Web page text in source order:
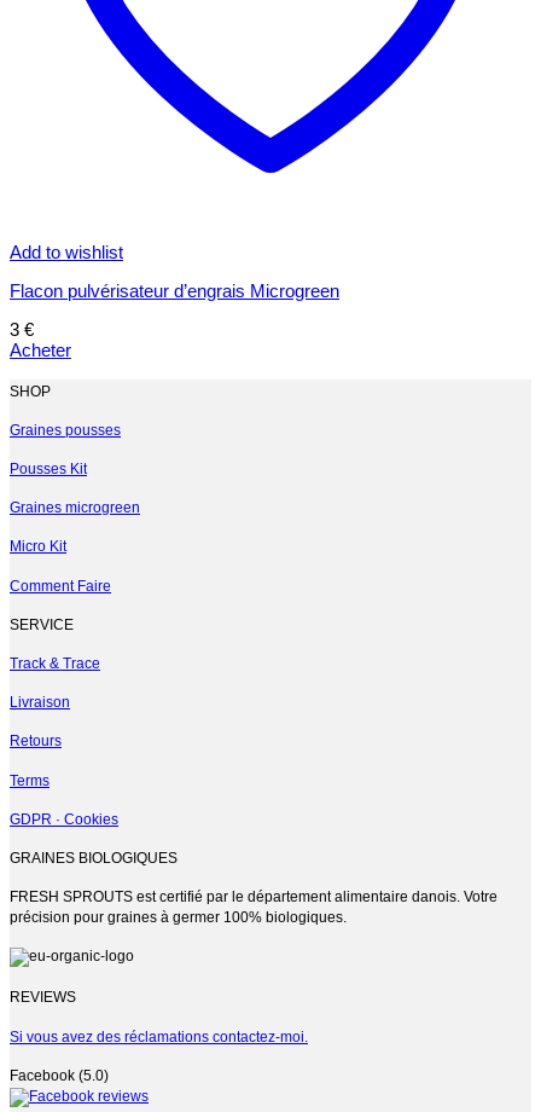
Add to wishlist
Flacon pulvérisateur d’engrais Microgreen
3 €
Acheter
SHOP
Graines pousses
Pousses Kit
Graines microgreen
Micro Kit
Comment Faire
SERVICE
Track & Trace
Livraison
Retours
Terms
GDPR · Cookies
GRAINES BIOLOGIQUES
FRESH SPROUTS est certifié par le département alimentaire danois. Votre
précision pour graines à germer 100% biologiques.
REVIEWS
Si vous avez des réclamations contactez-moi.
Facebook (5.0)